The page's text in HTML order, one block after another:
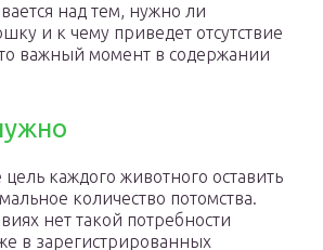
над тем, нужно ли
и к чему приведет отсутствие
важный момент в содержании
каждого животного оставить
количество потомства.
нет такой потребности
в зарегистрированных